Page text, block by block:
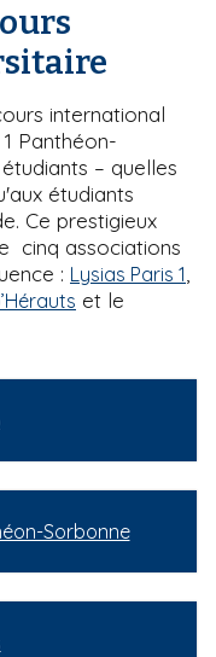
international
Panthéon-
– quelles
étudiants
Ce prestigieux
cinq associations
: Lysias Paris 1
et le
Sorbonne